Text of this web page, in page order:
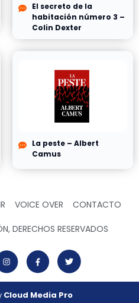
El secreto de la
habitación número 3 –
Colin Dexter
La peste – Albert
Camus
VOICE OVER CONTACTO
DERECHOS RESERVADOS
Cloud Media Pro